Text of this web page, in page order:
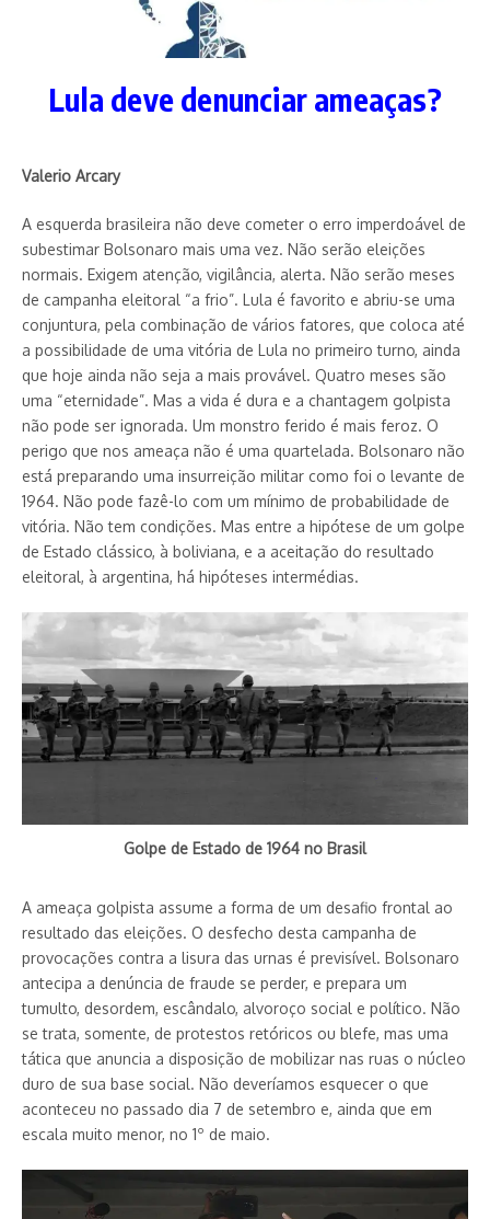
Lula deve denunciar ameaças?
Valerio Arcary
A esquerda brasileira não deve cometer o erro imperdoável de
subestimar Bolsonaro mais uma vez. Não serão eleições
normais. Exigem atenção, vigilância, alerta. Não serão meses
de campanha eleitoral “a frio”. Lula é favorito e abriu-se uma
conjuntura, pela combinação de vários fatores, que coloca até
a possibilidade de uma vitória de Lula no primeiro turno, ainda
que hoje ainda não seja a mais provável. Quatro meses são
uma “eternidade”. Mas a vida é dura e a chantagem golpista
não pode ser ignorada. Um monstro ferido é mais feroz. O
perigo que nos ameaça não é uma quartelada. Bolsonaro não
está preparando uma insurreição militar como foi o levante de
1964. Não pode fazê-lo com um mínimo de probabilidade de
vitória. Não tem condições. Mas entre a hipótese de um golpe
de Estado clássico, à boliviana, e a aceitação do resultado
eleitoral, à argentina, há hipóteses intermédias.
Golpe de Estado de 1964 no Brasil
A ameaça golpista assume a forma de um desafio frontal ao
resultado das eleições. O desfecho desta campanha de
provocações contra a lisura das urnas é previsível. Bolsonaro
antecipa a denúncia de fraude se perder, e prepara um
tumulto, desordem, escândalo, alvoroço social e político. Não
se trata, somente, de protestos retóricos ou blefe, mas uma
tática que anuncia a disposição de mobilizar nas ruas o núcleo
duro de sua base social. Não deveríamos esquecer o que
aconteceu no passado dia 7 de setembro e, ainda que em
escala muito menor, no 1º de maio.